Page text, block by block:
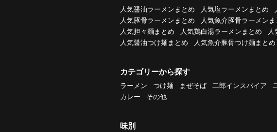
人気醤油ラーメンまとめ 人気塩ラーメンまとめ
人気豚骨ラーメンまとめ
人気魚介豚骨ラーメンま
人気担々麺まとめ
人気鶏白湯ラーメンまとめ
人気醤油つけ麺まとめ
人気魚介豚骨つけ麺まとめ
カテゴリーから探す
ラーメン つけ麺 まぜそば 二郎インスパイア
カレー
その他
味別